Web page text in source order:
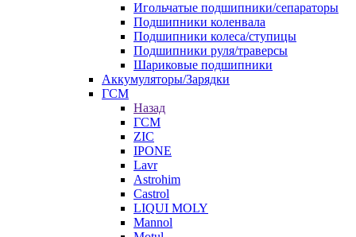
Игольчатые подшипники/сепараторы
Подшипники коленвала
Подшипники колеса/ступицы
Подшипники руля/траверсы
Шариковые подшипники
Аккумуляторы/Зарядки
ГСМ
Назад
ГСМ
ZIC
IPONE
Lavr
Astrohim
Castrol
LIQUI MOLY
Mannol